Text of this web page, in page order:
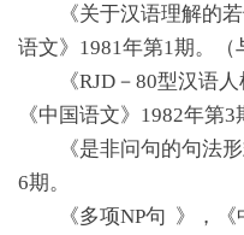
《关于汉语理解的
语文》1981年第1期。（
《RJD－80型汉语
《中国语文》1982年第
《是非问句的句法
6期。
《多项NP句 》，